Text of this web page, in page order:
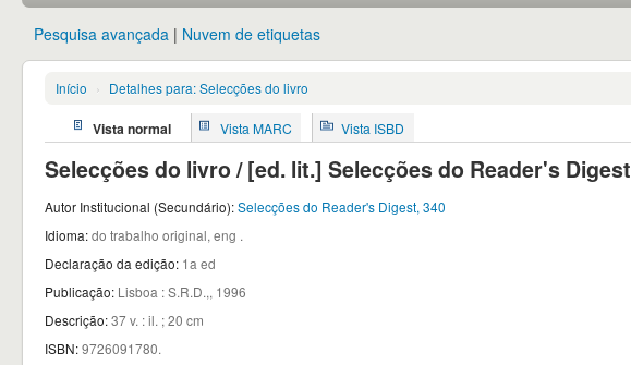
Pesquisa avançada Nuvem de etiquetas
Início › Detalhes para: Selecções do livro
Vista normal Vista MARC Vista ISBD
Selecções do livro / [ed. lit.] Selecções do Reader's Digest
Autor Institucional (Secundário):Selecções do Reader's Digest, 340
Idioma:do trabalho original, eng .
Declaração da edição: 1a ed
Publicação: Lisboa : S.R.D.,, 1996
Descrição:37 v. : il. ; 20 cm
ISBN:9726091780.